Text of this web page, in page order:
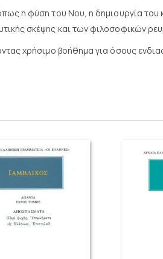
η φύση του Νου, η δημιουργία
σκέψης και των φιλοσοφικών
χρήσιμο βοήθημα για όσους